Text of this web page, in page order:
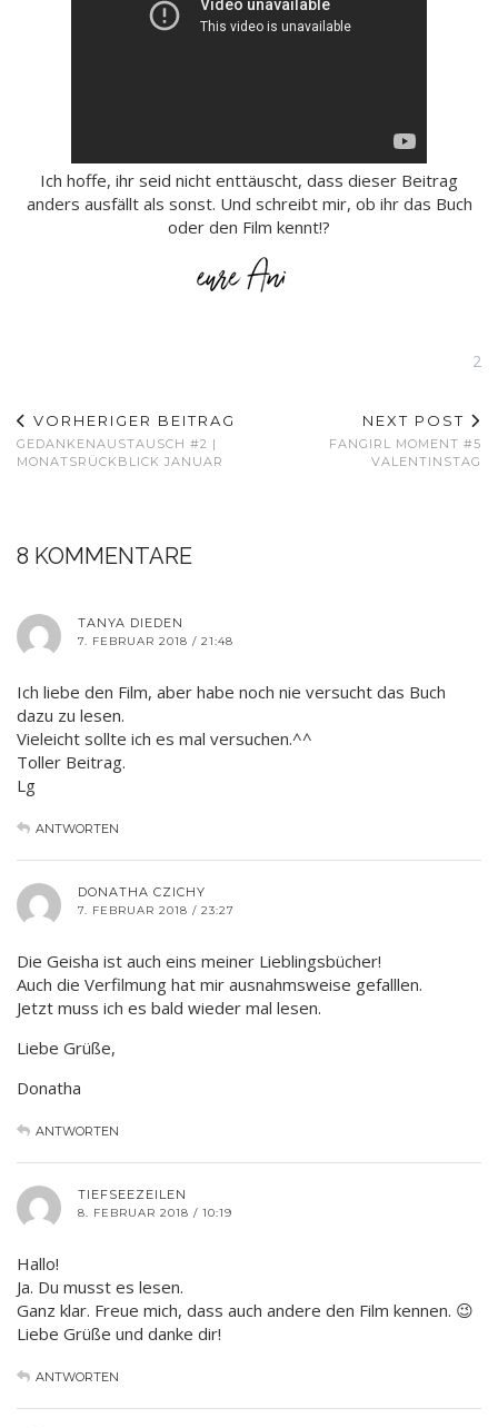
Ich hoffe, ihr seid nicht enttäuscht, dass dieser Beitrag
anders ausfällt als sonst. Und schreibt mir, ob ihr das Buch
oder den Film kennt!?
2
VORHERIGER BEITRAG
GEDANKENAUSTAUSCH #2 |
MONATSRÜCKBLICK JANUAR
NEXT POST
FANGIRL MOMENT #5
VALENTINSTAG
8 KOMMENTARE
TANYA DIEDEN
7. FEBRUAR 2018 / 21:48
Ich liebe den Film, aber habe noch nie versucht das Buch
dazu zu lesen.
Vieleicht sollte ich es mal versuchen.^^
Toller Beitrag.
Lg
ANTWORTEN
DONATHA CZICHY
7. FEBRUAR 2018 / 23:27
Die Geisha ist auch eins meiner Lieblingsbücher!
Auch die Verfilmung hat mir ausnahmsweise gefalllen.
Jetzt muss ich es bald wieder mal lesen.
Liebe Grüße,
Donatha
ANTWORTEN
TIEFSEEZEILEN
8. FEBRUAR 2018 / 10:19
Hallo!
Ja. Du musst es lesen.
Ganz klar. Freue mich, dass auch andere den Film kennen. 😉
Liebe Grüße und danke dir!
ANTWORTEN